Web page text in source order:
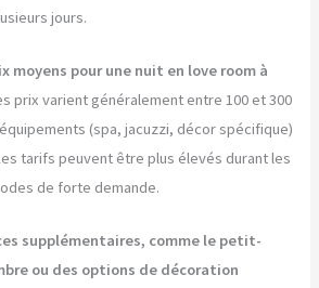
jours.
moyens pour une nuit en love room à
prix varient généralement entre 100 et 300
(spa, jacuzzi, décor spécifique)
tarifs peuvent être plus élevés durant les
de forte demande.
supplémentaires, comme le petit-
ou des options de décoration